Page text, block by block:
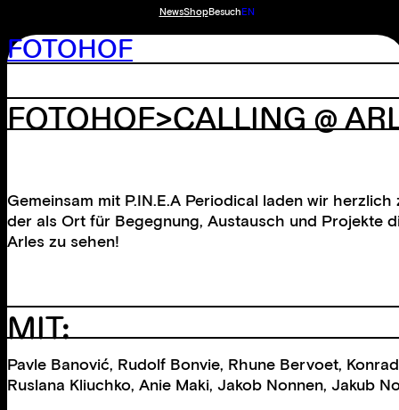
NewsShopBesuchEN
FOTOHOF
FOTOHOF>CALLING @
Gemeinsam mit P.IN.E.A Periodical laden wir
der als Ort für Begegnung, Austausch und Projekte
Arles zu sehen!
MIT:
Pavle Banović, Rudolf Bonvie, Rhune Bervoet,
Ruslana Kliuchko, Anie Maki, Jakob Nonnen, Jakub